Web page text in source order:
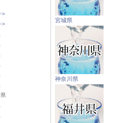
>
->
宮城県
神奈川県